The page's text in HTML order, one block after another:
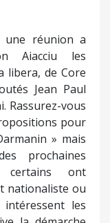
une réunion a
Aiacciu les
libera, de Core
Jean Paul
Rassurez-vous
pour
» mais
prochaines
certains ont
nationaliste ou
les